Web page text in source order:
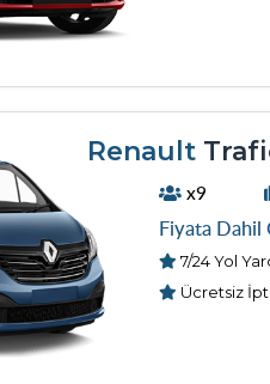
Renault
x9
Fiyata
7/24 Yol
Ücretsiz